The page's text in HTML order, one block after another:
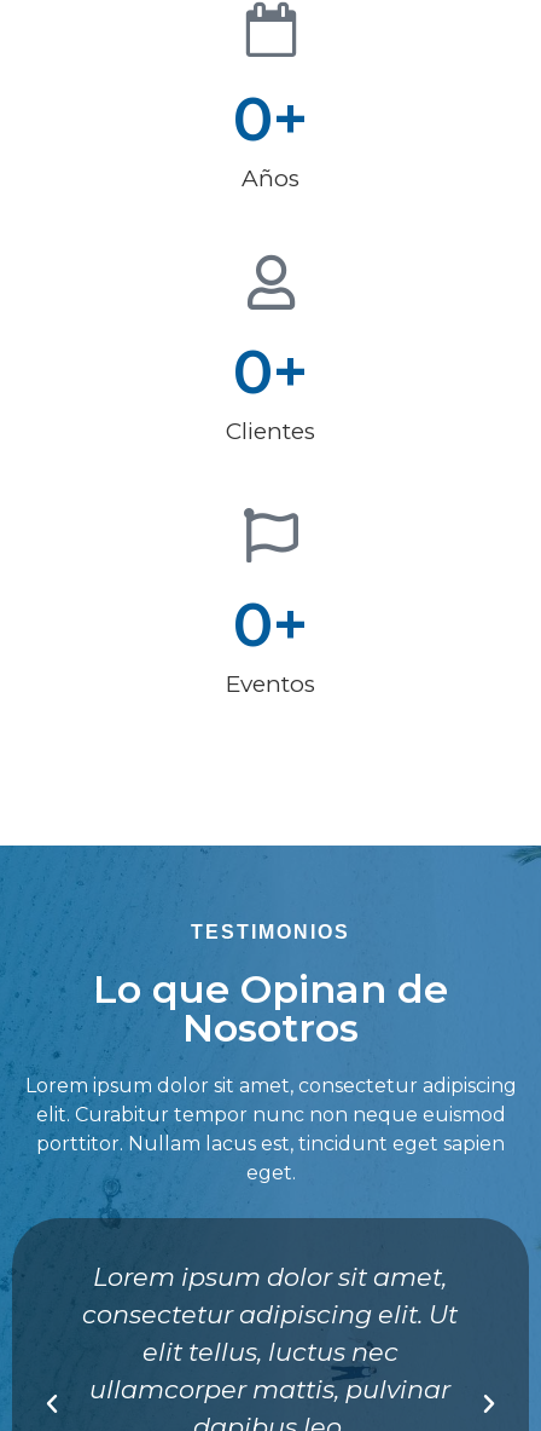
0+
Años
0+
Clientes
0+
Eventos
TESTIMONIOS
Lo que Opinan de
Nosotros
Lorem ipsum dolor sit amet, consectetur adipiscing
elit. Curabitur tempor nunc non neque euismod
porttitor. Nullam lacus est, tincidunt eget sapien
eget.
Lorem ipsum dolor sit amet,
consectetur adipiscing elit. Ut
elit tellus, luctus nec
ullamcorper mattis, pulvinar